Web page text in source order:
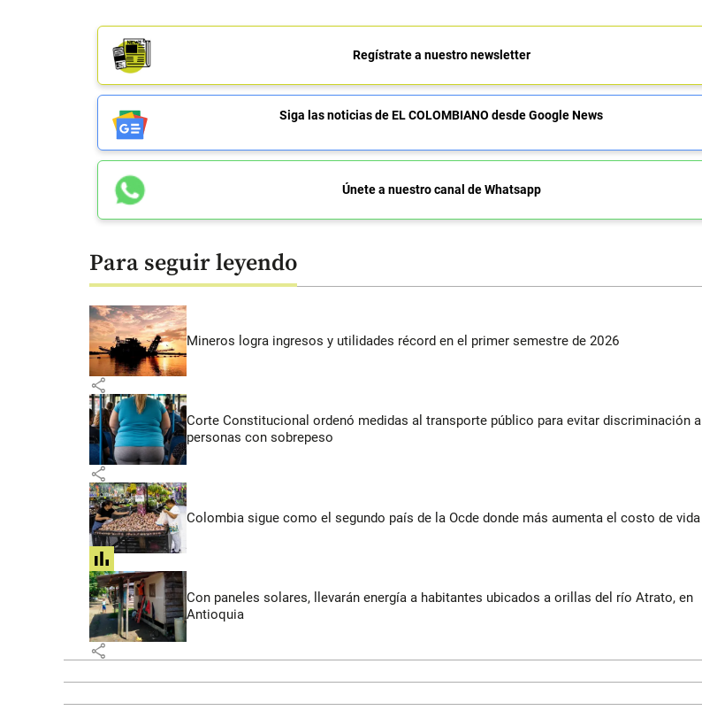
Regístrate a nuestro newsletter
Siga las noticias de EL COLOMBIANO desde Google News
Únete a nuestro canal de Whatsapp
Para seguir leyendo
Mineros logra ingresos y utilidades récord en el primer semestre de 2026
share
Corte Constitucional ordenó medidas al transporte público para evitar discriminación a
personas con sobrepeso
share
Colombia sigue como el segundo país de la Ocde donde más aumenta el costo de vida
share
Con paneles solares, llevarán energía a habitantes ubicados a orillas del río Atrato, en
Antioquia
share